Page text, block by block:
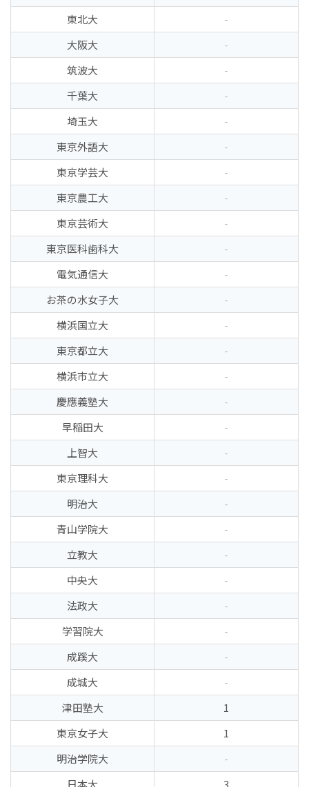
東北大
-
大阪大
-
筑波大
-
千葉大
-
埼玉大
-
東京外語大
-
東京学芸大
-
東京農工大
-
東京芸術大
-
東京医科歯科大
-
電気通信大
-
お茶の水女子大
-
横浜国立大
-
東京都立大
-
横浜市立大
-
慶應義塾大
-
早稲田大
-
上智大
-
東京理科大
-
明治大
-
青山学院大
-
立教大
-
中央大
-
法政大
-
学習院大
-
成蹊大
-
成城大
-
津田塾大
1
東京女子大
1
明治学院大
-
日本大
3